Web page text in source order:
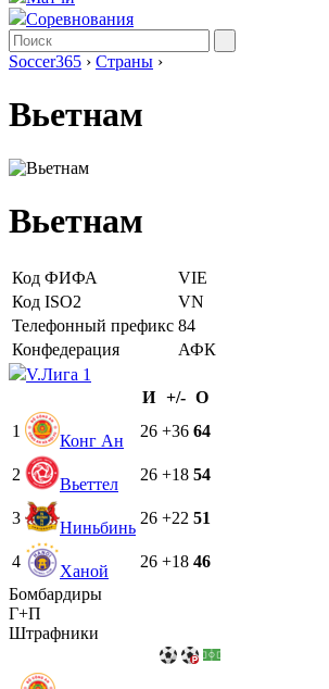
Соревнования
Soccer365 › Страны ›
Вьетнам
Вьетнам
Код ФИФА
VIE
Код ISO2
VN
Телефонный префикс 84
Конфедерация
АФК
V.Лига 1
И +/- О
1
Конг Ан
26 +36 64
2
Вьеттел
26 +18 54
3
Ниньбинь
26 +22 51
4
Ханой
26 +18 46
Бомбардиры
Г+П
Штрафники